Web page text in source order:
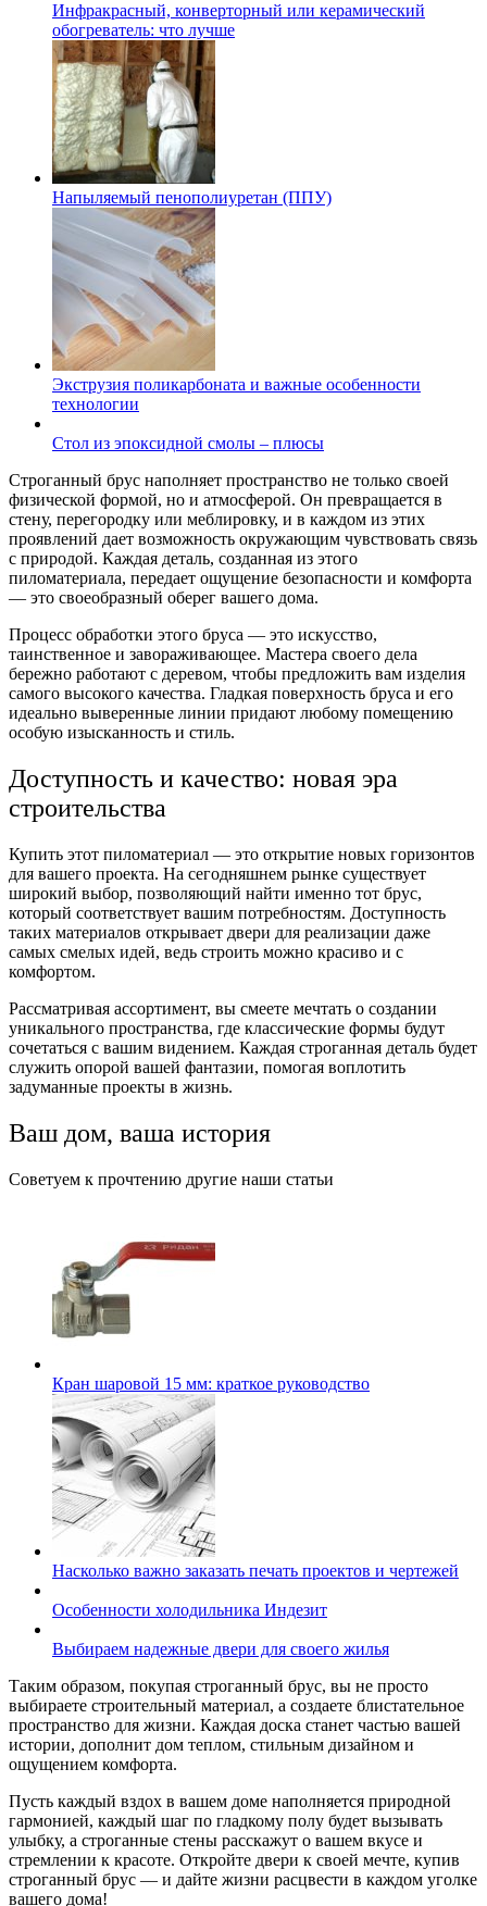
Инфракрасный, конверторный или керамический
обогреватель: что лучше
Напыляемый пенополиуретан (ППУ)
Экструзия поликарбоната и важные особенности
технологии
Стол из эпоксидной смолы – плюсы
Строганный брус наполняет пространство не только своей
физической формой, но и атмосферой. Он превращается в
стену, перегородку или меблировку, и в каждом из этих
проявлений дает возможность окружающим чувствовать связь
с природой. Каждая деталь, созданная из этого
пиломатериала, передает ощущение безопасности и комфорта
— это своеобразный оберег вашего дома.
Процесс обработки этого бруса — это искусство,
таинственное и завораживающее. Мастера своего дела
бережно работают с деревом, чтобы предложить вам изделия
самого высокого качества. Гладкая поверхность бруса и его
идеально выверенные линии придают любому помещению
особую изысканность и стиль.
Доступность и качество: новая эра
строительства
Купить этот пиломатериал — это открытие новых горизонтов
для вашего проекта. На сегодняшнем рынке существует
широкий выбор, позволяющий найти именно тот брус,
который соответствует вашим потребностям. Доступность
таких материалов открывает двери для реализации даже
самых смелых идей, ведь строить можно красиво и с
комфортом.
Рассматривая ассортимент, вы смеете мечтать о создании
уникального пространства, где классические формы будут
сочетаться с вашим видением. Каждая строганная деталь будет
служить опорой вашей фантазии, помогая воплотить
задуманные проекты в жизнь.
Ваш дом, ваша история
Советуем к прочтению другие наши статьи
Кран шаровой 15 мм: краткое руководство
Насколько важно заказать печать проектов и чертежей
Особенности холодильника Индезит
Выбираем надежные двери для своего жилья
Таким образом, покупая строганный брус, вы не просто
выбираете строительный материал, а создаете блистательное
пространство для жизни. Каждая доска станет частью вашей
истории, дополнит дом теплом, стильным дизайном и
ощущением комфорта.
Пусть каждый вздох в вашем доме наполняется природной
гармонией, каждый шаг по гладкому полу будет вызывать
улыбку, а строганные стены расскажут о вашем вкусе и
стремлении к красоте. Откройте двери к своей мечте, купив
строганный брус — и дайте жизни расцвести в каждом уголке
вашего дома!